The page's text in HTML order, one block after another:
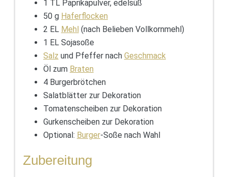
1 TL Paprikapulver, edelsüß
50 g Haferflocken
2 EL Mehl (nach Belieben Vollkornmehl)
1 EL Sojasoße
Salz und Pfeffer nach Geschmack
Öl zum Braten
4 Burgerbrötchen
Salatblätter zur Dekoration
Tomatenscheiben zur Dekoration
Gurkenscheiben zur Dekoration
Optional: Burger-Soße nach Wahl
Zubereitung